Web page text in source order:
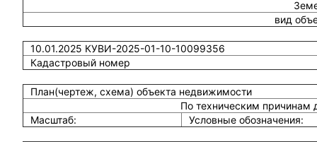
вид
10.01.2025 КУВИ-2025-01-10-10099356
Кадастровый номер
План(чертеж, схема) объекта недвижимости
По техническим причинам
Масштаб:
Условные обозначения: